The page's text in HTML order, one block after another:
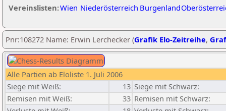
Vereinslisten:Wien Niederösterreich Burgenland
Pnr:108272 Name: Erwin Lerchecker (Grafik Elo-Zeitreihe,
Alle Partien ab Eloliste 1. Juli 2006
Siege mit Weiß:
13 Siege mit Schwarz:
Remisen mit Weiß:
33 Remisen mit Schwarz: